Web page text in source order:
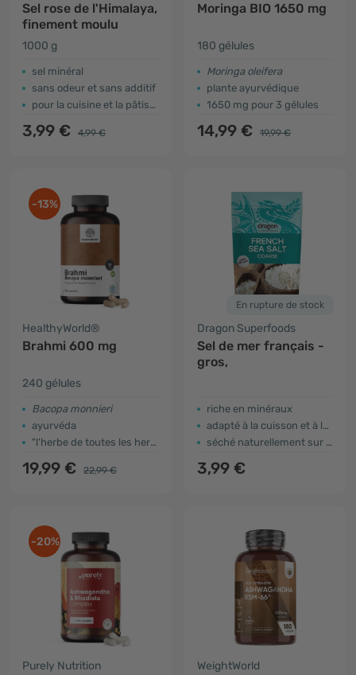
Sel rose de l'Himalaya,
finement moulu
1000 g
sel minéral
sans odeur et sans additif
pour la cuisine et la pâtisserie
3,99 € 4,99 €
Moringa BIO 1650 mg
180 gélules
Moringa oleifera
plante ayurvédique
1650 mg pour 3 gélules
14,99 € 19,99 €
-13%
HealthyWorld®
Brahmi 600 mg
240 gélules
Bacopa monnieri
ayurvéda
"l'herbe de toutes les herbes"
19,99 € 22,99 €
En rupture de stock
Dragon Superfoods
Sel de mer français -
gros,
riche en minéraux
adapté à la cuisson et à la pâtisserie
séché naturellement sur de l'argile
3,99 €
-20%
Purely Nutrition WeightWorld